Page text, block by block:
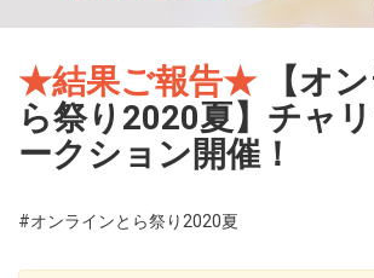
★結果ご報告★【オン
ら祭り2020夏】チャ
ークション開催！
#オンラインとら祭り2020夏